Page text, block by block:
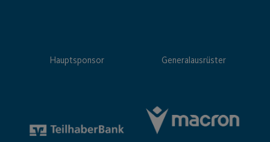
Hauptsponsor Generalausrüster